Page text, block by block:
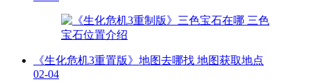
《生化危机3重置版》地图去哪找 地图获取地点
02-04